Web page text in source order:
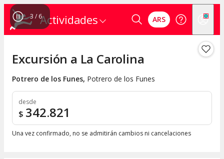
Actividades ARS
3 / 6
Excursión a La Carolina
Potrero de los Funes, Potrero de los Funes
desde
$ 342.821
Una vez confirmado, no se admitirán cambios ni cancelaciones